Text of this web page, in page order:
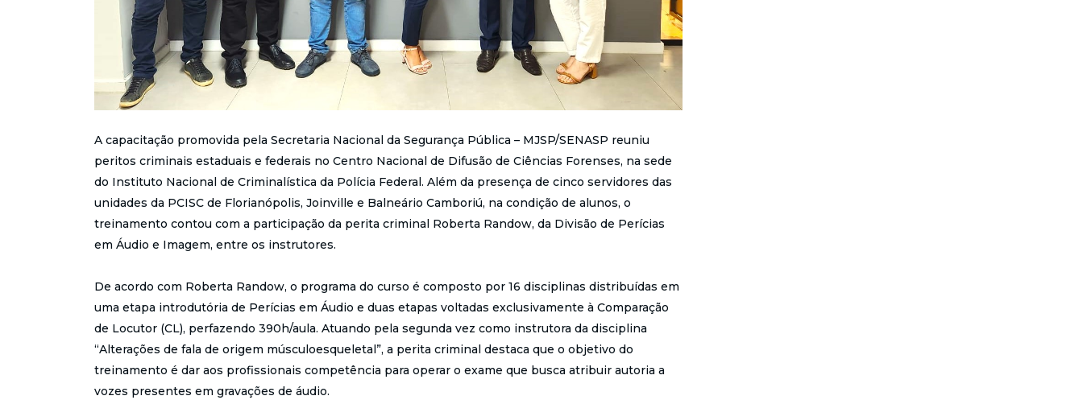
A capacitação promovida pela Secretaria Nacional da Segurança Pública – MJSP/SENASP reuniu
peritos criminais estaduais e federais no Centro Nacional de Difusão de Ciências Forenses, na sede
do Instituto Nacional de Criminalística da Polícia Federal. Além da presença de cinco servidores das
unidades da PCISC de Florianópolis, Joinville e Balneário Camboriú, na condição de alunos, o
treinamento contou com a participação da perita criminal Roberta Randow, da Divisão de Perícias
em Áudio e Imagem, entre os instrutores.
De acordo com Roberta Randow, o programa do curso é composto por 16 disciplinas distribuídas em
uma etapa introdutória de Perícias em Áudio e duas etapas voltadas exclusivamente à Comparação
de Locutor (CL), perfazendo 390h/aula. Atuando pela segunda vez como instrutora da disciplina
“Alterações de fala de origem músculoesqueletal”, a perita criminal destaca que o objetivo do
treinamento é dar aos profissionais competência para operar o exame que busca atribuir autoria a
vozes presentes em gravações de áudio.